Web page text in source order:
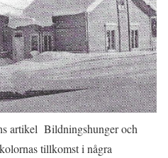
artikel Bildningshunger och
tillkomst i några